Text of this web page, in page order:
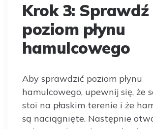
Krok 3: Sprawdź
poziom płynu
hamulcowego
Aby sprawdzić poziom płynu
hamulcowego, upewnij się, że
stoi na płaskim terenie i że
są naciągnięte. Następnie